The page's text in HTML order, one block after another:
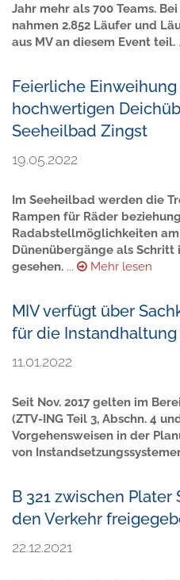
Jahr mehr als 700 Teams.
nahmen 2.852 Läufer und
aus MV an diesem Event teil.
Feierliche
hochwertigen
Seeheilbad Zingst
19.05.2022
Im Seeheilbad werden die
Rampen für Räder
Radabstellmöglichkeiten
Dünenübergänge als Schritt
gesehen. ... Mehr lesen
MIV verfügt über
für die
11.01.2022
Seit Nov. 2017 gelten im
(ZTV-ING Teil 3, Abschn. 4
Vorgehensweisen in der
von
B 321 zwischen
den Verkehr
22.12.2021